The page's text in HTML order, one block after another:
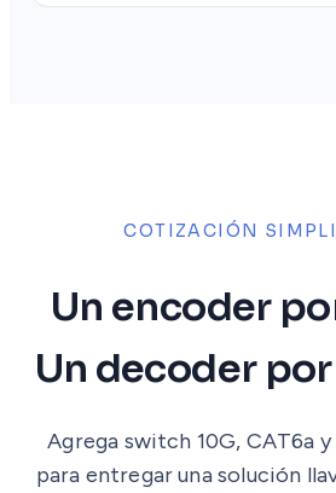
COTIZACIÓN
Un encoder
Un decoder
Agrega switch 10G, CAT6a
para entregar una solución